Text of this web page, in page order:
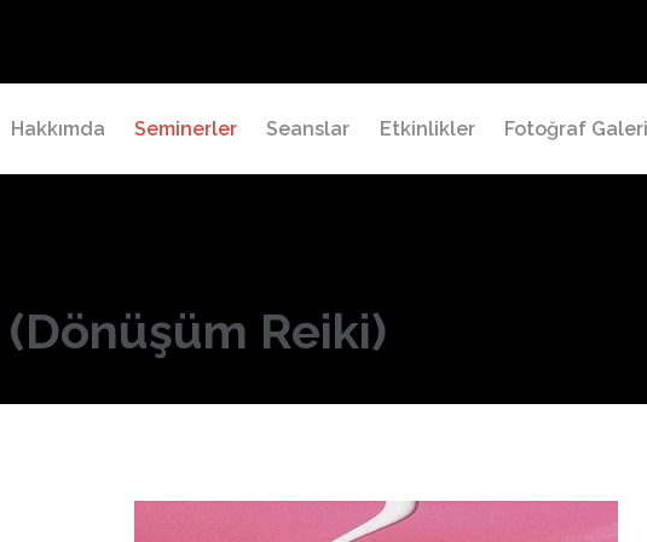
Hakkımda Seminerler Seanslar Etkinlikler Fotoğraf
Reiki)